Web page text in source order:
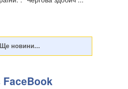
FaceBook